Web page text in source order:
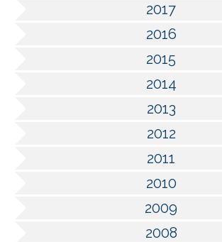
2017
2016
2015
2014
2013
2012
2011
2010
2009
2008